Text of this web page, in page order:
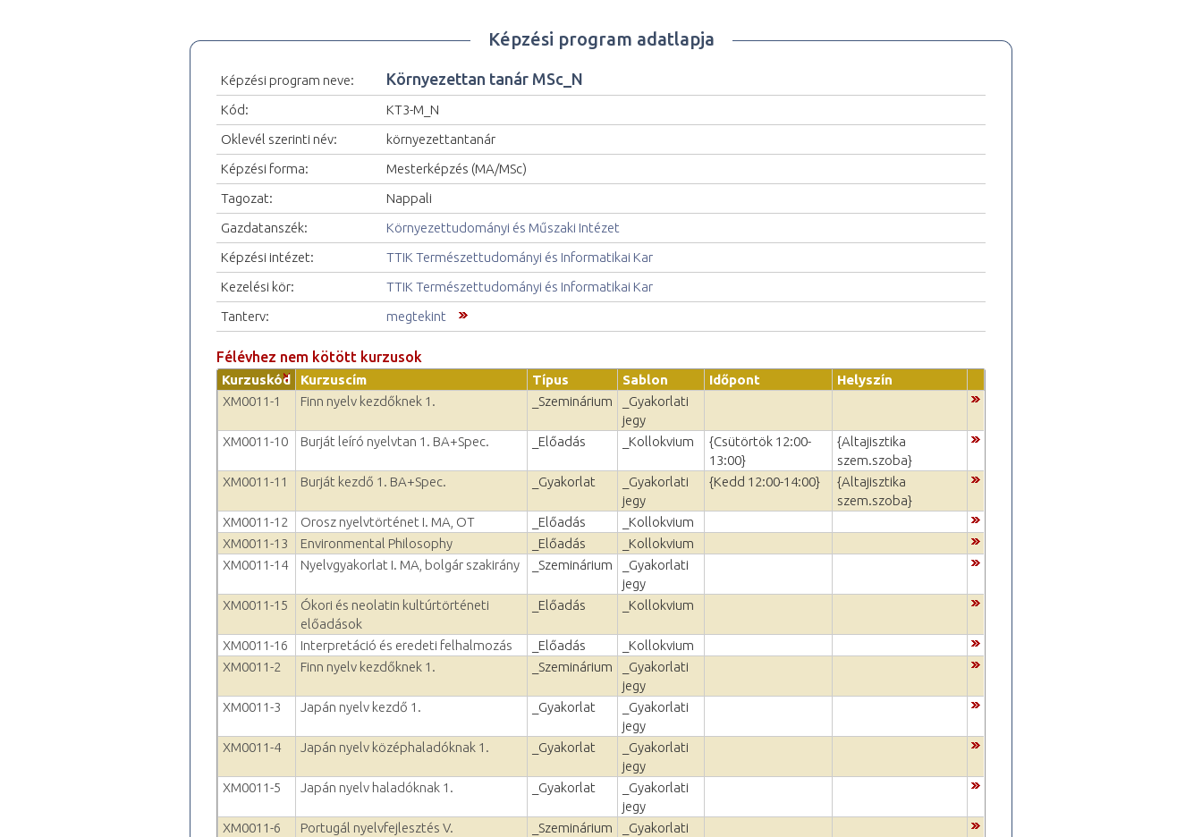
Képzési program adatlapja
Képzési program neve: Környezettan tanár MSc_N
Kód:
KT3-M_N
Oklevél szerinti név:
környezettantanár
Képzési forma:
Mesterképzés (MA/MSc)
Tagozat:
Nappali
Gazdatanszék:
Környezettudományi és Műszaki Intézet
Képzési intézet:
TTIK Természettudományi és Informatikai Kar
Kezelési kör:
TTIK Természettudományi és Informatikai Kar
Tanterv:
megtekint
Félévhez nem kötött kurzusok
Kurzuskód Kurzuscím Típus Sablon Időpont
Helyszín
XM0011-1
Finn nyelv kezdőknek 1. _Szeminárium
_Gyakorlati
jegy
XM0011-10
Burját leíró nyelvtan 1. BA+Spec. _Előadás _Kollokvium
{Csütörtök 12:00-
13:00}
{Altajisztika
szem.szoba}
XM0011-11
Burját kezdő 1. BA+Spec. _Gyakorlat
_Gyakorlati
jegy
{Kedd 12:00-14:00}
{Altajisztika
szem.szoba}
XM0011-12
Orosz nyelvtörténet I. MA, OT _Előadás
_Kollokvium
XM0011-13
Environmental Philosophy _Előadás
_Kollokvium
XM0011-14
Nyelvgyakorlat I. MA, bolgár szakirány _Szeminárium
_Gyakorlati
jegy
XM0011-15
Ókori és neolatin kultúrtörténeti
előadások
_Előadás _Kollokvium
XM0011-16 Interpretáció és eredeti felhalmozás _Előadás
_Kollokvium
XM0011-2
Finn nyelv kezdőknek 1. _Szeminárium
_Gyakorlati
jegy
XM0011-3
Japán nyelv kezdő 1. _Gyakorlat
_Gyakorlati
jegy
XM0011-4
Japán nyelv középhaladóknak 1. _Gyakorlat
_Gyakorlati
jegy
XM0011-5
Japán nyelv haladóknak 1. _Gyakorlat
_Gyakorlati
jegy
XM0011-6
Portugál nyelvfejlesztés V. _Szeminárium
_Gyakorlati